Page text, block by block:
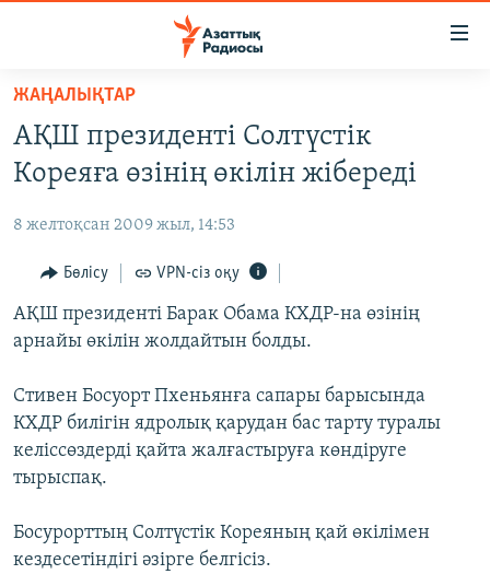
Skip
main
content
to
Navigation
Skip
to
САЯСАТ
AZATTYQTV
ҚАҢТАР ОҚИҒАСЫ
АДАМ ҚҰҚЫҚТАРЫ
ӘЛЕУМЕТ
ӘЛЕМ
АРНАЙЫ ЖОБАЛАР
Русский
ЖАҢАЛЫҚТАР
АҚШ президенті Солтүстік
Кореяға өзінің өкілін жібереді
8 желтоқсан 2009 жыл, 14:53
Бөлісу VPN-сіз оқу
АҚШ президенті Барак Обама КХДР-на өзінің
арнайы өкілін жолдайтын болды.
Стивен Босуорт Пхеньянға сапары барысында
КХДР билігін ядролық қарудан бас тарту туралы
келіссөздерді қайта жалғастыруға көндіруге
тырыспақ.
Босурорттың Солтүстік Кореяның қай өкілімен
кездесетіндігі әзірге белгісіз.